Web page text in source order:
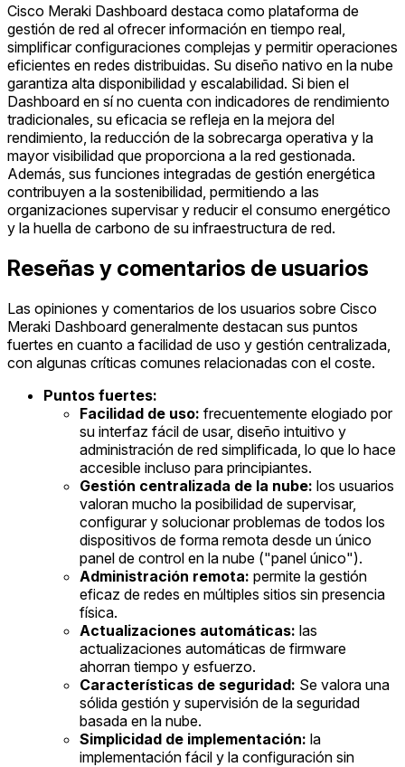
Cisco Meraki Dashboard destaca como plataforma de
gestión de red al ofrecer información en tiempo real,
simplificar configuraciones complejas y permitir operaciones
eficientes en redes distribuidas. Su diseño nativo en la nube
garantiza alta disponibilidad y escalabilidad. Si bien el
Dashboard en sí no cuenta con indicadores de rendimiento
tradicionales, su eficacia se refleja en la mejora del
rendimiento, la reducción de la sobrecarga operativa y la
mayor visibilidad que proporciona a la red gestionada.
Además, sus funciones integradas de gestión energética
contribuyen a la sostenibilidad, permitiendo a las
organizaciones supervisar y reducir el consumo energético
y la huella de carbono de su infraestructura de red.
Reseñas y comentarios de usuarios
Las opiniones y comentarios de los usuarios sobre Cisco
Meraki Dashboard generalmente destacan sus puntos
fuertes en cuanto a facilidad de uso y gestión centralizada,
con algunas críticas comunes relacionadas con el coste.
Puntos fuertes:
Facilidad de uso: frecuentemente elogiado por
su interfaz fácil de usar, diseño intuitivo y
administración de red simplificada, lo que lo hace
accesible incluso para principiantes.
Gestión centralizada de la nube: los usuarios
valoran mucho la posibilidad de supervisar,
configurar y solucionar problemas de todos los
dispositivos de forma remota desde un único
panel de control en la nube ("panel único").
Administración remota: permite la gestión
eficaz de redes en múltiples sitios sin presencia
física.
Actualizaciones automáticas: las
actualizaciones automáticas de firmware
ahorran tiempo y esfuerzo.
Características de seguridad: Se valora una
sólida gestión y supervisión de la seguridad
basada en la nube.
Simplicidad de implementación: la
implementación fácil y la configuración sin